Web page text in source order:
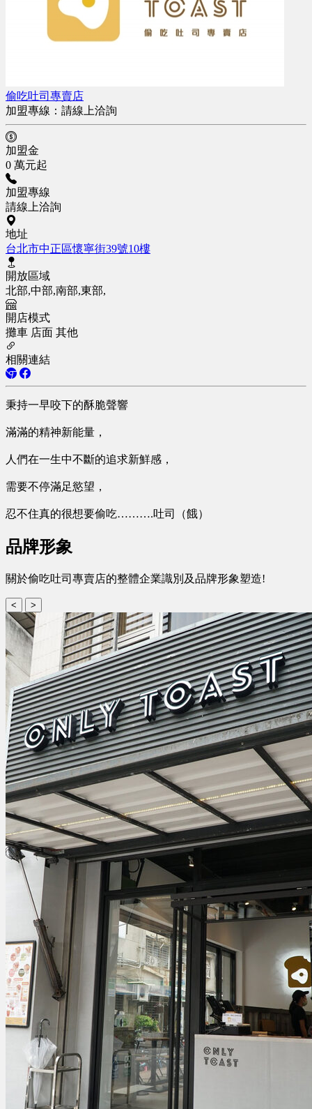
偷吃吐司專賣店
加盟專線： 請線上洽詢
加盟金
0 萬元起
加盟專線
請線上洽詢
地址
台北市中正區懷寧街39號10樓
開放區域
北部,中部,南部,東部,
開店模式
攤車 店面 其他
相關連結
秉持一早咬下的酥脆聲響
滿滿的精神新能量，
人們在一生中不斷的追求新鮮感，
需要不停滿足慾望，
忍不住真的很想要偷吃……….吐司（餓）
品牌形象
關於偷吃吐司專賣店的整體企業識別及品牌形象塑造!
< >